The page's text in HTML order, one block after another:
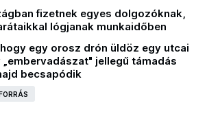
fizetnek egyes dolgozóknak,
lógjanak munkaidőben
egy orosz drón üldöz egy utcai
„embervadászat" jellegű támadás
becsapódik